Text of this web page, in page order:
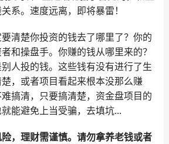
系。速度远离，即将暴雷！
清楚你投资的钱去了哪里了？你的
和操盘手。你赚的钱从哪里来的？
人投的钱。这些钱有没有进行了生
，或者项目看起来根本没那么赚
搞清，只要搞清楚，资金盘项目的
能避免上当受骗，去填坑...
，理财需谨慎。请勿拿养老钱或者